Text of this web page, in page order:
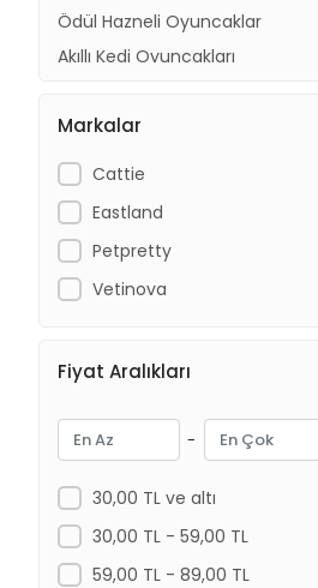
Ödül Hazneli Oyuncaklar
Akıllı Kedi Oyuncakları
Markalar
Cattie
Eastland
Petpretty
Vetinova
Fiyat Aralıkları
-
30,00 TL ve altı
30,00 TL - 59,00 TL
59,00 TL - 89,00 TL